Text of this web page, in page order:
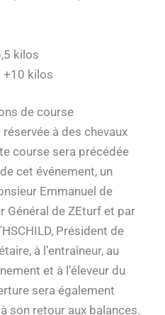
kilos
+10 kilos
de course
à des chevaux
course sera précédée
cet événement, un
Emmanuel de
Général de ZEturf et par
Président de
à l’entraîneur, au
et à l’éleveur du
sera également
son retour aux balances.